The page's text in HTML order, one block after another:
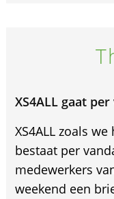
XS4ALL gaat
XS4ALL zoals
bestaat per
medewerkers
weekend een